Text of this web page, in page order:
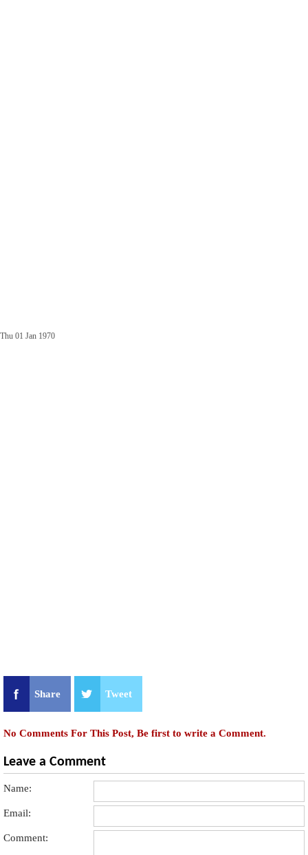
Thu 01 Jan 1970
Share Tweet
No Comments For This Post, Be first to write a Comment.
Leave a Comment
Name:
Email:
Comment: